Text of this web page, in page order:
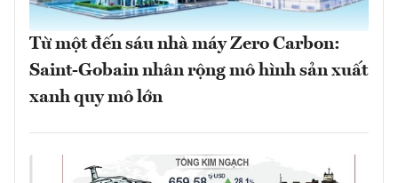
Từ một đến sáu nhà máy Zero Carbon:
Saint-Gobain nhân rộng mô hình sản xuất
xanh quy mô lớn